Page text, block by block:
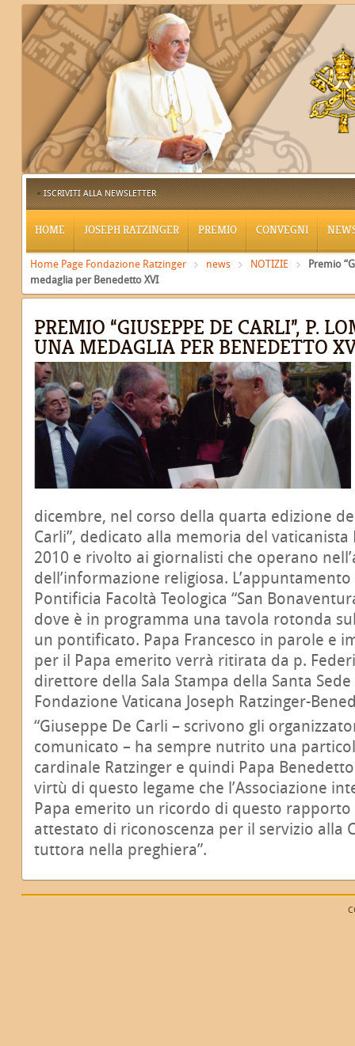
ISCRIVITI ALLA NEWSLETTER
HOME JOSEPH RATZINGER PREMIO CONVEGNI
Home Page Fondazione Ratzinger news NOTIZIE
Premio
medaglia per Benedetto XVI
PREMIO “GIUSEPPE DE CARLI”, P.
UNA MEDAGLIA PER BENEDETTO
dicembre, nel corso della quarta edizione
Carli”, dedicato alla memoria del vaticanista
2010 e rivolto ai giornalisti che operano
dell’informazione religiosa.
Pontificia Facoltà Teologica “San
dove è in programma una tavola rotonda
un pontificato. Papa Francesco in parole e
per il Papa emerito verrà ritirata da p.
direttore della Sala Stampa della Santa
Fondazione Vaticana Joseph Ratzinger-
“Giuseppe De Carli – scrivono gli
comunicato – ha sempre nutrito una
cardinale Ratzinger e quindi Papa
virtù di questo legame che l’Associazione
Papa emerito un ricordo di questo
attestato di riconoscenza per il servizio alla
tuttora nella preghiera”.